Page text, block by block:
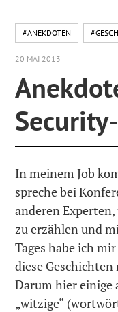
#ANEKDOTEN
20 MAI 2013
In meinem Job
spreche bei
anderen
zu erzählen und
Tages habe ich
diese
Darum hier
„witzige“